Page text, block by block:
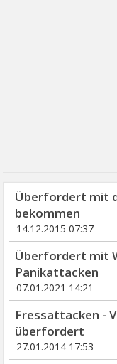
Überfordert mit
bekommen
14.12.2015 07:37
Überfordert mit
Panikattacken
07.01.2021 14:21
Fressattacken -
überfordert
27.01.2014 17:53